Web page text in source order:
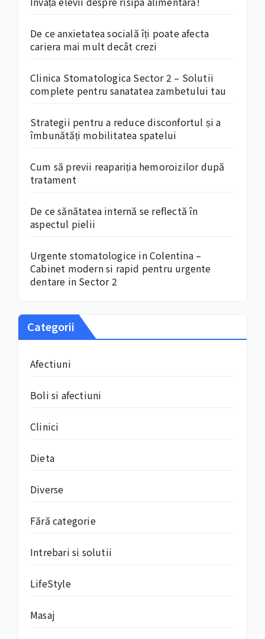
De ce anxietatea socială îți poate afecta
cariera mai mult decât crezi
Clinica Stomatologica Sector 2 – Solutii
complete pentru sanatatea zambetului tau
Strategii pentru a reduce disconfortul și a
îmbunătăți mobilitatea spatelui
Cum să previi reapariția hemoroizilor după
tratament
De ce sănătatea internă se reflectă în
aspectul pielii
Urgente stomatologice in Colentina –
Cabinet modern si rapid pentru urgente
dentare in Sector 2
Categorii
Afectiuni
Boli si afectiuni
Clinici
Dieta
Diverse
Fără categorie
Intrebari si solutii
LifeStyle
Masaj